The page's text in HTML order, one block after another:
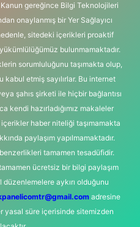
Kanun gereğince Bilgi Teknolojileri
onaylanmış bir Yer Sağlayıcı
sitedeki içerikleri proaktif
bulunmamaktadır.
sorumluluğunu taşımakta olup,
etmiş sayılırlar. Bu internet
şahıs şirketi ile hiçbir bağlantısı
kendi hazırladığımız makaleler
haber niteliği taşımamakta
paylaşım yapılmamaktadır.
tamamen tesadüfidir.
ücretsiz bir bilgi paylaşım
aykırı olduğunu
adresine
yasal süre içerisinde sitemizden